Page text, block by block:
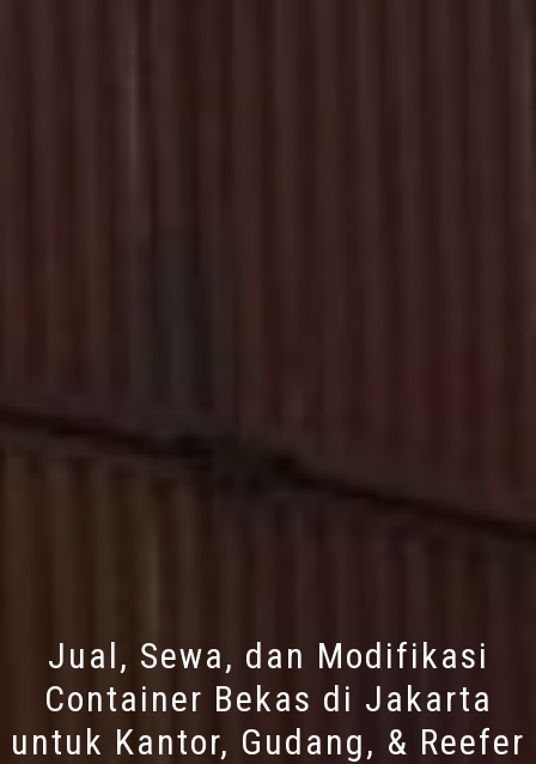
Jual, Sewa, dan Modifikasi
Container Bekas di Jakarta
untuk Kantor, Gudang, & Reefer